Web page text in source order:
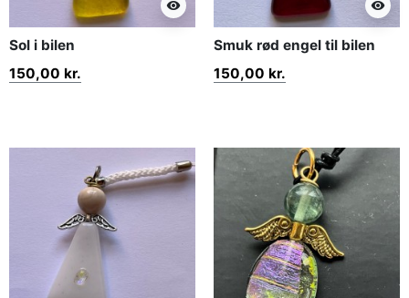
visibility
Sol i bilen
150,00 kr.
visibility
Smuk rød engel til bilen
150,00 kr.